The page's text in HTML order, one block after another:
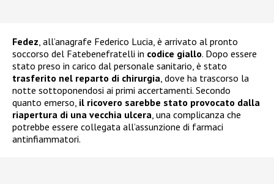
Fedez , all’anagrafe Federico Lucia, è arrivato al pronto
soccorso del Fatebenefratelli in codice giallo. Dopo essere
stato preso in carico dal personale sanitario, è stato
trasferito nel reparto di chirurgia , dove ha trascorso la
notte sottoponendosi ai primi accertamenti. Secondo
quanto emerso, il ricovero sarebbe stato provocato dalla
riapertura di una vecchia ulcera , una complicanza che
potrebbe essere collegata all’assunzione di farmaci
antinfiammatori.